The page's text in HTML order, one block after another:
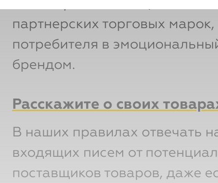
партнерских торговых
потребителя в
брендом.
Расскажите о своих
В наших правилах отвечать
входящих писем от
поставщиков товаров, даже